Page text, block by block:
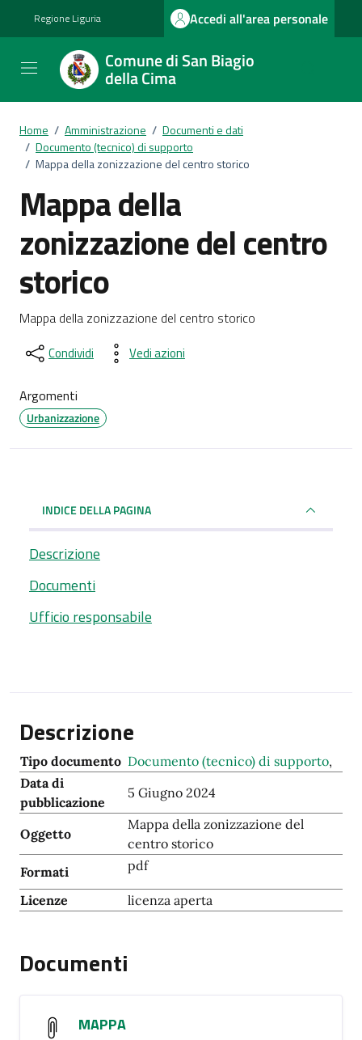
Regione Liguria Accedi all'area personale
Comune di San Biagio
della Cima
Home / Amministrazione / Documenti e dati
/ Documento (tecnico) di supporto
/ Mappa della zonizzazione del centro storico
Mappa della
zonizzazione del centro
storico
Dettagli del documento
Mappa della zonizzazione del centro storico
Condividi Vedi azioni
Argomenti
Urbanizzazione
INDICE DELLA PAGINA
Descrizione
Documenti
Ufficio responsabile
Descrizione
Tipo documento Documento (tecnico) di supporto,
Data di
pubblicazione
5 Giugno 2024
Oggetto
Mappa della zonizzazione del
centro storico
Formati
pdf
Licenze licenza aperta
Documenti
MAPPA